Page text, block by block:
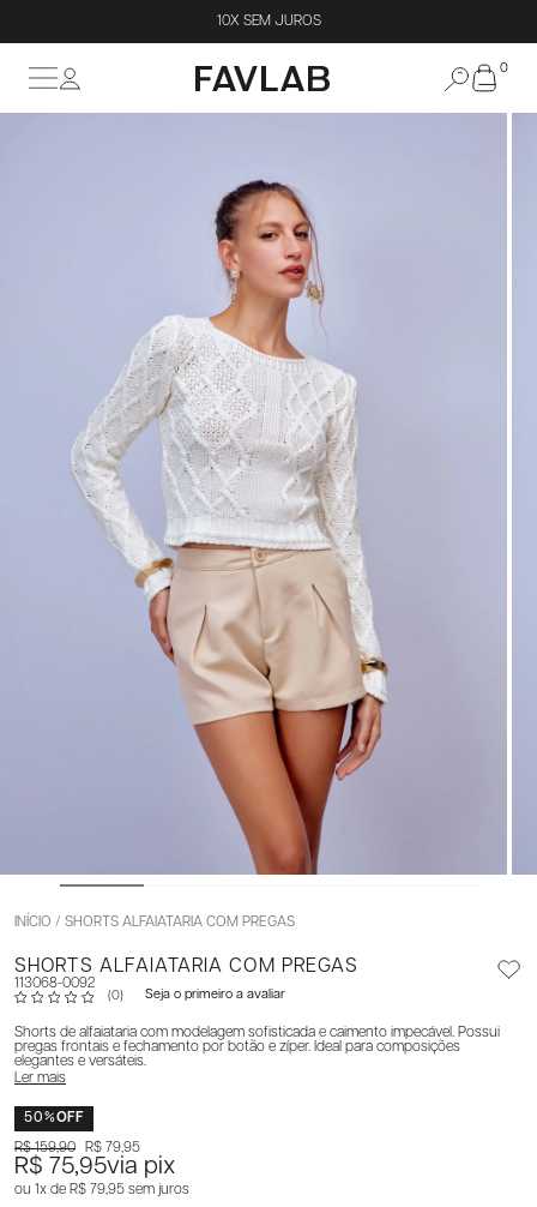
10X SEM JUROS
0
INÍCIO SHORTS ALFAIATARIA COM PREGAS
SHORTS ALFAIATARIA COM PREGAS
113068-0092
(0) Seja o primeiro a avaliar
Shorts de alfaiataria com modelagem sofisticada e caimento impecável. Possui
pregas frontais e fechamento por botão e zíper. Ideal para composições
elegantes e versáteis.
Ler mais
50%OFF
R$ 75,95via pix
R$ 159,90 R$ 79,95
1x R$ 79,95 sem juros